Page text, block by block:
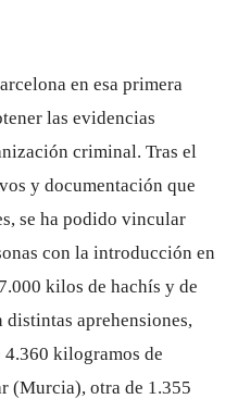
en esa primera
las evidencias
criminal. Tras el
y documentación que
se ha podido vincular
con la introducción en
kilos de hachís y de
aprehensiones,
4.360 kilogramos de
(Murcia), otra de 1.355